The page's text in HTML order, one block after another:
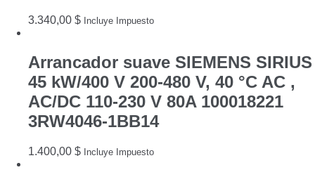
3.340,00 $ Incluye Impuesto
Arrancador suave SIEMENS SIRIUS
45 kW/400 V 200-480 V, 40 °C AC ,
AC/DC 110-230 V 80A 100018221
3RW4046-1BB14
1.400,00 $ Incluye Impuesto